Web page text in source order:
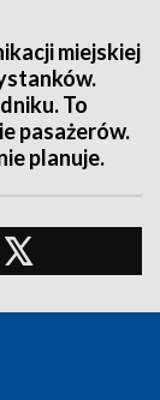
miejskiej
To
pasażerów.
planuje.